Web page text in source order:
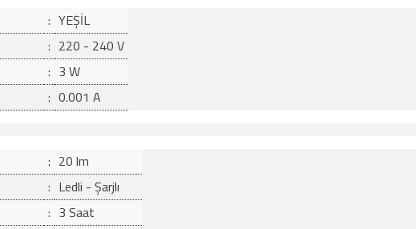
: YEŞİL
: 220 - 240 V
: 3 W
: 0.001 A
: 20 lm
: Ledli - Şarjlı
: 3 Saat